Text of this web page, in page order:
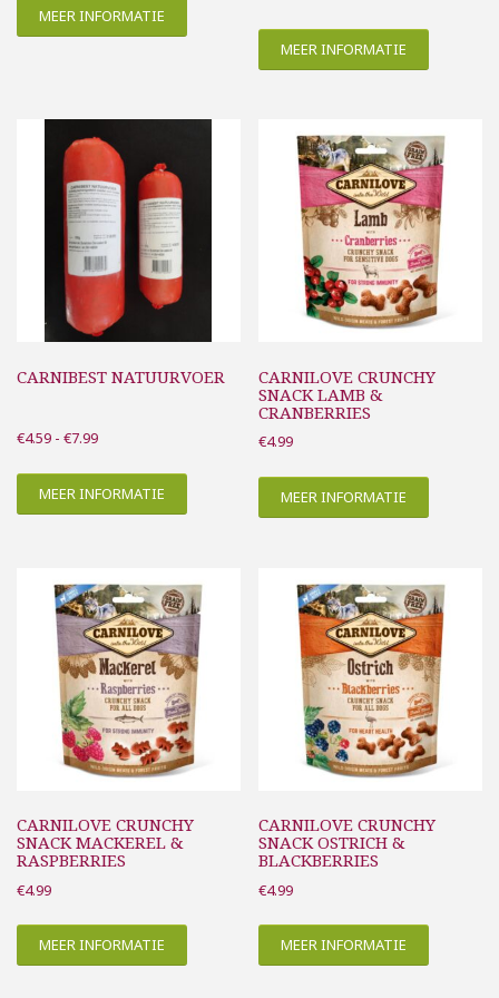
MEER INFORMATIE
tot
€8.69
MEER INFORMATIE
CARNIBEST NATUURVOER
€4.59 - €7.99Prijsklasse:
tot
€7.99
MEER INFORMATIE
CARNILOVE CRUNCHY
SNACK LAMB &
CRANBERRIES
€4.99
MEER INFORMATIE
CARNILOVE CRUNCHY
SNACK MACKEREL &
RASPBERRIES
€4.99
MEER INFORMATIE
CARNILOVE CRUNCHY
SNACK OSTRICH &
BLACKBERRIES
€4.99
MEER INFORMATIE